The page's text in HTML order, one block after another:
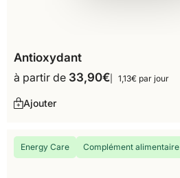
Antioxydant
à partir de 33,90€ 1,13€ par jour
Ajouter
Energy Care Complément alimentaire